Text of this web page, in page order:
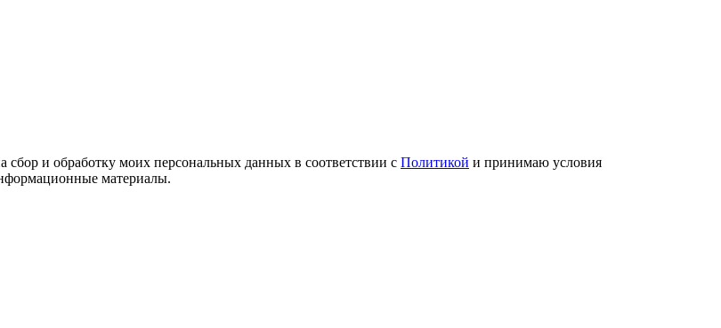
и обработку моих персональных данных в соответствии с Политикой и принимаю условия
материалы.